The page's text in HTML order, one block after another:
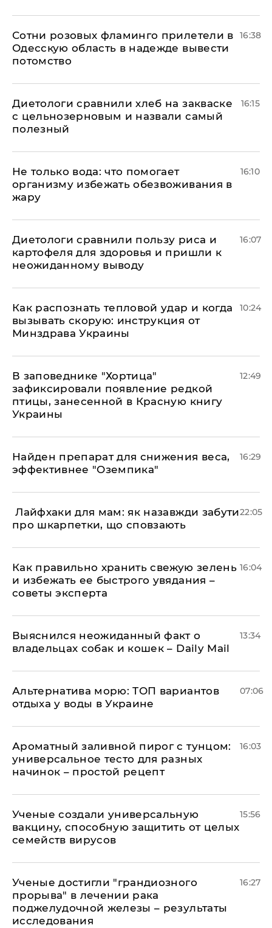
Сотни розовых фламинго прилетели в
Одесскую область в надежде вывести
потомство
16:38
Диетологи сравнили хлеб на закваске
с цельнозерновым и назвали самый
полезный
16:15
Не только вода: что помогает
организму избежать обезвоживания в
жару
16:10
Диетологи сравнили пользу риса и
картофеля для здоровья и пришли к
неожиданному выводу
16:07
Как распознать тепловой удар и когда
вызывать скорую: инструкция от
Минздрава Украины
10:24
В заповеднике "Хортица"
зафиксировали появление редкой
птицы, занесенной в Красную книгу
Украины
12:49
Найден препарат для снижения веса,
эффективнее "Оземпика"
16:29
​ Лайфхаки для мам: як назавжди забути
про шкарпетки, що сповзають
22:05
Как правильно хранить свежую зелень
и избежать ее быстрого увядания –
советы эксперта
16:04
Выяснился неожиданный факт о
владельцах собак и кошек – Daily Mail
13:34
Альтернатива морю: ТОП вариантов
отдыха у воды в Украине
07:06
Ароматный заливной пирог с тунцом:
универсальное тесто для разных
начинок – простой рецепт
16:03
Ученые создали универсальную
вакцину, способную защитить от целых
семейств вирусов
15:56
Ученые достигли "грандиозного
прорыва" в лечении рака
поджелудочной железы – результаты
исследования
16:27